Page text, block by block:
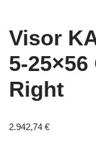
Visor
5-25×56
Right
2.942,74 €